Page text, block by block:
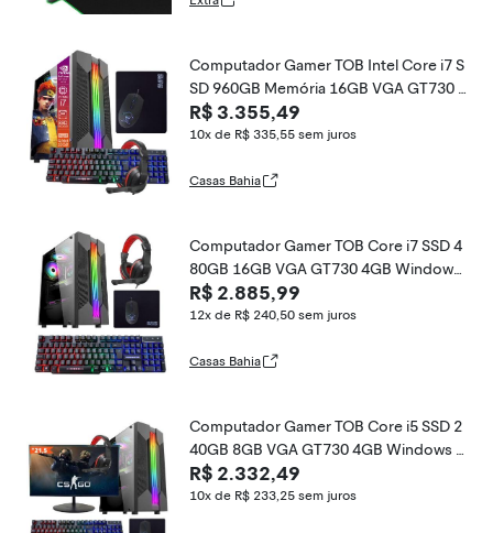
Computador Gamer TOB Intel Core i7 S
SD 960GB Memória 16GB VGA GT730 4
GB Windows 10 Pro Trial + Teclado e M
ouse + Mouse Pad + Headset
R$ 3.355,49
10x de R$ 335,55 sem juros
Casas Bahia
Computador Gamer TOB Core i7 SSD 4
80GB 16GB VGA GT730 4GB Windows
10 Pro Trial, Teclado/Mouse, Mouse Pa
d, Headset
R$ 2.885,99
12x de R$ 240,50 sem juros
Casas Bahia
Computador Gamer TOB Core i5 SSD 2
40GB 8GB VGA GT730 4GB Windows 1
0 Pro Trial + Teclado/Mouse + Mouse Pa
d + Headset + Monitor 21.5
R$ 2.332,49
10x de R$ 233,25 sem juros